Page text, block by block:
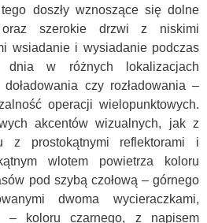
doszły wznoszące się dolne
szerokie drzwi z niskimi
wsiadanie i wysiadanie podczas
w różnych lokalizacjach
czy rozładowania –
operacji wielopunktowych.
akcentów wizualnych, jak z
z prostokątnymi reflektorami i
wlotem powietrza koloru
pod szybą czołową – górnego
dwoma wycieraczkami,
– koloru czarnego, z napisem